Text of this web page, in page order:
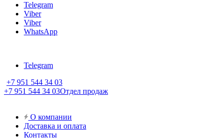
Telegram
Viber
Viber
WhatsApp
Telegram
+7 951 544 34 03
+7 951 544 34 03Отдел продаж
О компании
Доставка и оплата
Контакты